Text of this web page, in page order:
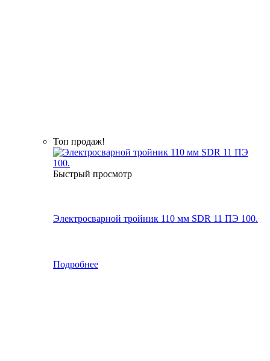
Топ продаж!
Быстрый просмотр
Электросварной тройник 110 мм SDR 11 ПЭ 100.
Подробнее